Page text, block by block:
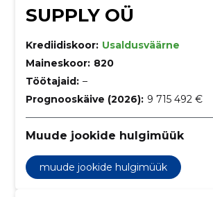
SUPPLY OÜ
Krediidiskoor: Usaldusväärne
Maineskoor: 820
Töötajaid: –
Prognooskäive (2026): 9 715 492 €
Muude jookide hulgimüük
muude jookide hulgimüük